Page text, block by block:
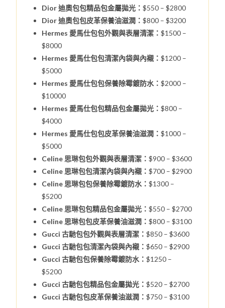
Dior 迪奧包包精品包金屬拋光：$550 – $2800
Dior 迪奧包包皮革保養油滋潤：$800 – $3200
Hermes 愛馬仕包包外觀與表層清潔：$1500 –
$8000
Hermes 愛馬仕包包清潔內袋與內襯：$1200 –
$5000
Hermes 愛馬仕包包保養除霉鍍防水：$2000 –
$10000
Hermes 愛馬仕包包精品包金屬拋光：$800 –
$4000
Hermes 愛馬仕包包皮革保養油滋潤：$1000 –
$5000
Celine 思琳包包外觀與表層清潔：$900 – $3600
Celine 思琳包包清潔內袋與內襯：$700 – $2900
Celine 思琳包包保養除霉鍍防水：$1300 –
$5200
Celine 思琳包包精品包金屬拋光：$550 – $2700
Celine 思琳包包皮革保養油滋潤：$800 – $3100
Gucci 古馳包包外觀與表層清潔：$850 – $3600
Gucci 古馳包包清潔內袋與內襯：$650 – $2900
Gucci 古馳包包保養除霉鍍防水：$1250 –
$5200
Gucci 古馳包包精品包金屬拋光：$520 – $2700
Gucci 古馳包包皮革保養油滋潤：$750 – $3100